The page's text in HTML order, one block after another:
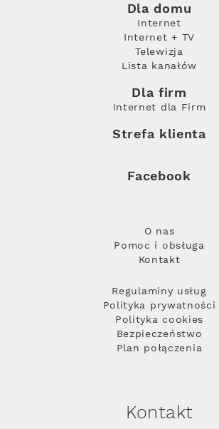
Dla domu
Internet
Internet + TV
Telewizja
Lista kanałów
Dla firm
Internet dla Firm
Strefa klienta
Facebook
O nas
Pomoc i obsługa
Kontakt
Regulaminy usług
Polityka prywatności
Polityka cookies
Bezpieczeństwo
Plan połączenia
Kontakt